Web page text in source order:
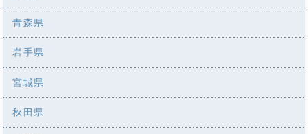
青森県
岩手県
宮城県
秋田県